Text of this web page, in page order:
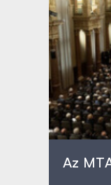
Az